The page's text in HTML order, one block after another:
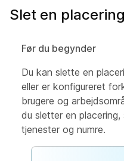
Slet en placering
Før du begynder
Du kan slette en
eller er konfigureret
brugere og
du sletter en
tjenester og numre.